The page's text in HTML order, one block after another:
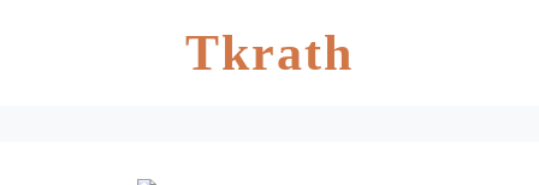
Tkrath